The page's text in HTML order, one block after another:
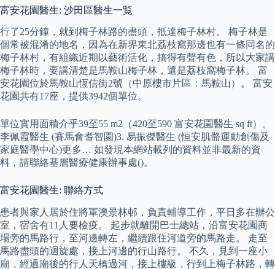
富安花園醫生: 沙田區醫生一覧
行了25分鐘，就到梅子林路的盡頭，抵達梅子林村。 梅子林是
個常被混淆的地名，因為在新界東北荔枝窩那邊也有一條同名的
梅子林村，有組織近期以藝術活化，搞得有聲有色，所以大家講
梅子林時，要講清楚是馬鞍山梅子林，還是荔枝窩梅子林。 富
安花園位於馬鞍山恆信街2號（中原樓市片區：馬鞍山）。 富安
花園共有17座，提供3942個單位。
單位實用面積介乎39至55 m2（420至590 富安花園醫生 sq ft）。
李佩霞醫生 (賽馬會耆智園)3. 易振傑醫生 (恒安肌骼運動創傷及
家庭醫學中心)更多… 如發現本網站載列的資料並非最新的資
料，請聯絡基層醫療健康辦事處()。
富安花園醫生: 聯絡方式
患者與家人居於住將軍澳景林邨，負責輔導工作，平日多在辦公
室，宿舍有11人要檢疫。 起步就離開巴士總站，沿富安花園商
場旁的馬路行，至河邊轉左，繼續跟住河道旁的馬路走。 走至
馬路盡頭的迴旋處，接上河邊的行山路行。 不久，見到一座小
廟，經過廟後的行人天橋過河，接上樓級，行到上梅子林路，轉